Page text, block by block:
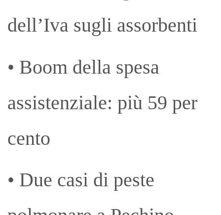
dell’Iva sugli assorbenti
• Boom della spesa
assistenziale: più 59 per
cento
• Due casi di peste